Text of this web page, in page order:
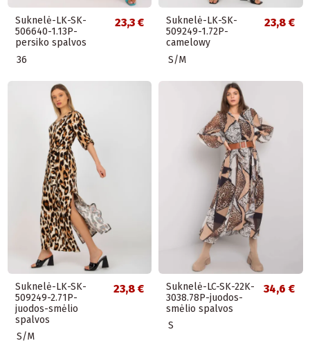
Suknelė-LK-SK-
506640-1.13P-
persiko spalvos
23,3 €
36
Suknelė-LK-SK-
509249-1.72P-
camelowy
23,8 €
S/M
Suknelė-LK-SK-
509249-2.71P-
juodos-smėlio
spalvos
23,8 €
S/M
Suknelė-LC-SK-22K-
3038.78P-juodos-
smėlio spalvos
34,6 €
S